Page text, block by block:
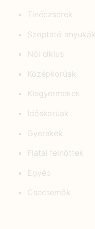
Tinédzserek
Szoptató anyukák
Női ciklus
Középkorúak
Kisgyermekek
Időskorúak
Gyerekek
Fiatal felnőttek
Egyéb
Csecsemők